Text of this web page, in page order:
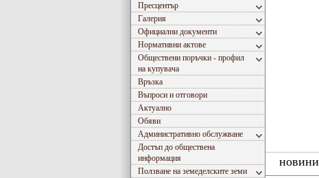
Пресцентър
Галерия
Официални документи
Нормативни актове
Обществени поръчки - профил
на купувача
Връзка
Въпроси и отговори
Актуално
Обяви
Административно обслужване
Достъп до обществена
информация
Ползване на земеделските земи
новини